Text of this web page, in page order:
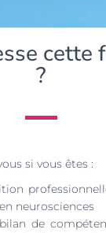
cette
?
si vous êtes :
neurosciences
de